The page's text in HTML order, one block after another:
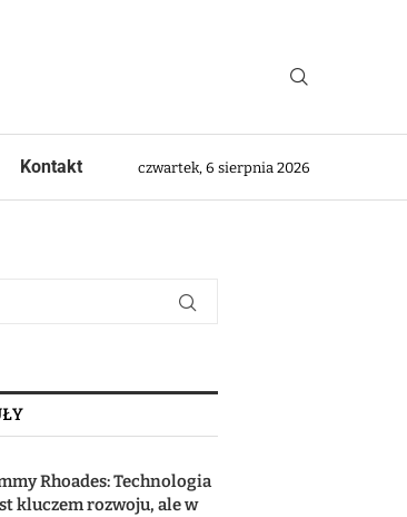
Kontakt czwartek, 6 sierpnia 2026
Rhoades: Technologia
kluczem rozwoju, ale w